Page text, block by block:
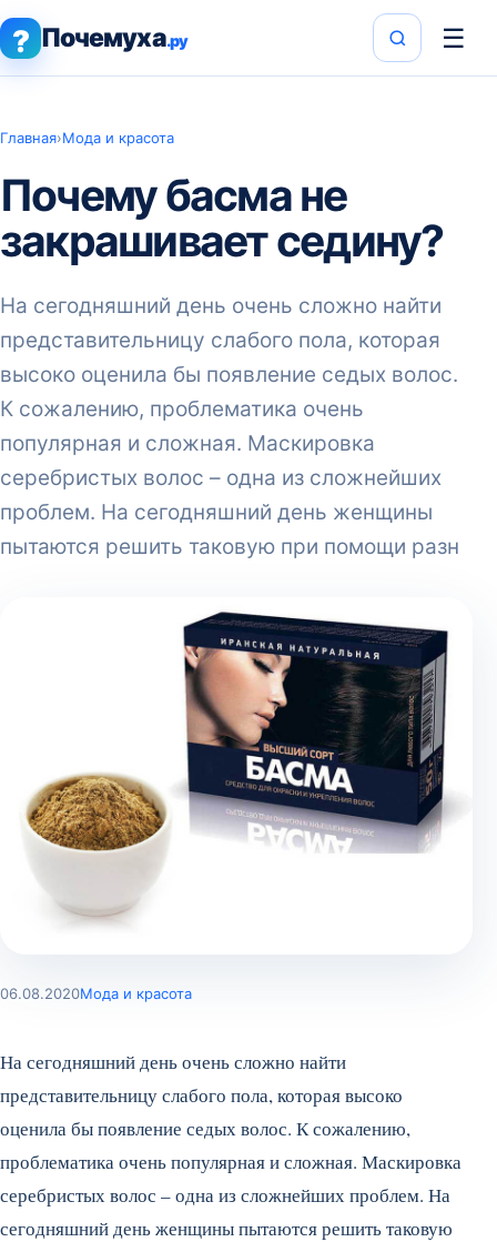
? Почемуха.ру ☰
Главная›Мода и красота
Почему басма не
закрашивает седину?
На сегодняшний день очень сложно найти
представительницу слабого пола, которая
высоко оценила бы появление седых волос.
К сожалению, проблематика очень
популярная и сложная. Маскировка
серебристых волос – одна из сложнейших
проблем. На сегодняшний день женщины
пытаются решить таковую при помощи разн
06.08.2020Мода и красота
На сегодняшний день очень сложно найти
представительницу слабого пола, которая высоко
оценила бы появление седых волос. К сожалению,
проблематика очень популярная и сложная. Маскировка
серебристых волос – одна из сложнейших проблем. На
сегодняшний день женщины пытаются решить таковую